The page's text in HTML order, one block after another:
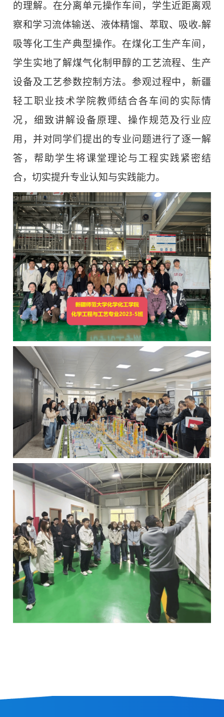
的理解。 在分离单元操作车间，学生近距离观
察和学习流体输送、液体精馏、萃取、吸收-解
吸等化工生产典型操作。在煤化工生产车间，
学生实地了解煤气化制甲醇的工艺流程、生产
设备及工艺参数控制方法。参观过程中，新疆
轻工职业技术学院教师结合各车间的实际情
况，细致讲解设备原理、操作规范及行业应
用，并对同学们提出的专业问题进行了逐一解
答，帮助学生将课堂理论与工程实践紧密结
合，切实提升专业认知与实践能力。